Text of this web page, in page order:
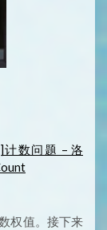
计数问题 – 洛
权值。接下来